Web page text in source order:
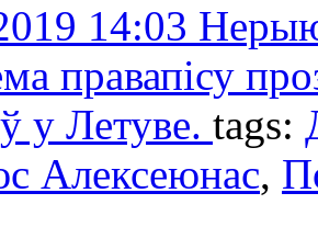
14:03
правапісу
у Летуве. tags:
Алексеюнас,